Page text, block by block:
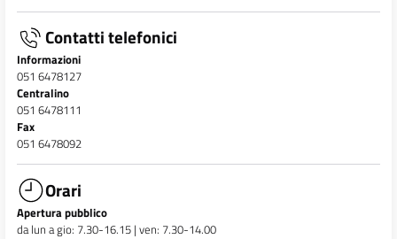
Contatti telefonici
Informazioni
051 6478127
Centralino
051 6478111
Fax
051 6478092
Orari
Apertura pubblico
da lun a gio: 7.30-16.15 | ven: 7.30-14.00